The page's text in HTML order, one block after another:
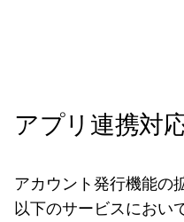
アプリ連携対
アカウント発行機能の
以下のサービスにおい